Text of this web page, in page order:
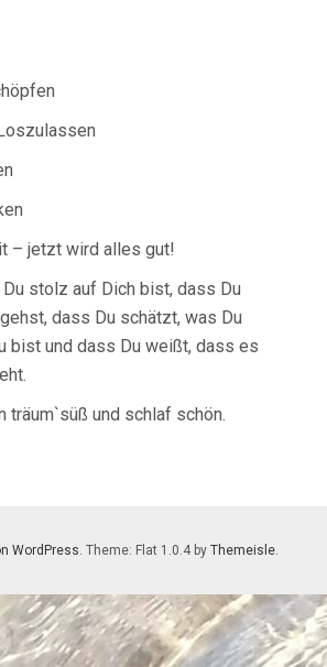
– jetzt wird alles gut!
stolz auf Dich bist, dass Du
dass Du schätzt, was Du
bist und dass Du weißt, dass es
träum`süß und schlaf schön.
WordPress. Theme: Flat 1.0.4 by Themeisle.